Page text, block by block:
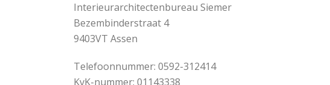
Interieurarchitectenbureau Siemer
Bezembinderstraat 4
9403VT Assen
Telefoonnummer: 0592-312414
KvK-nummer: 01143338